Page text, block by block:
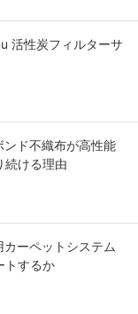
活性炭フィルターサ
ド不織布が高性能
続ける理由
ーペットシステム
トするか